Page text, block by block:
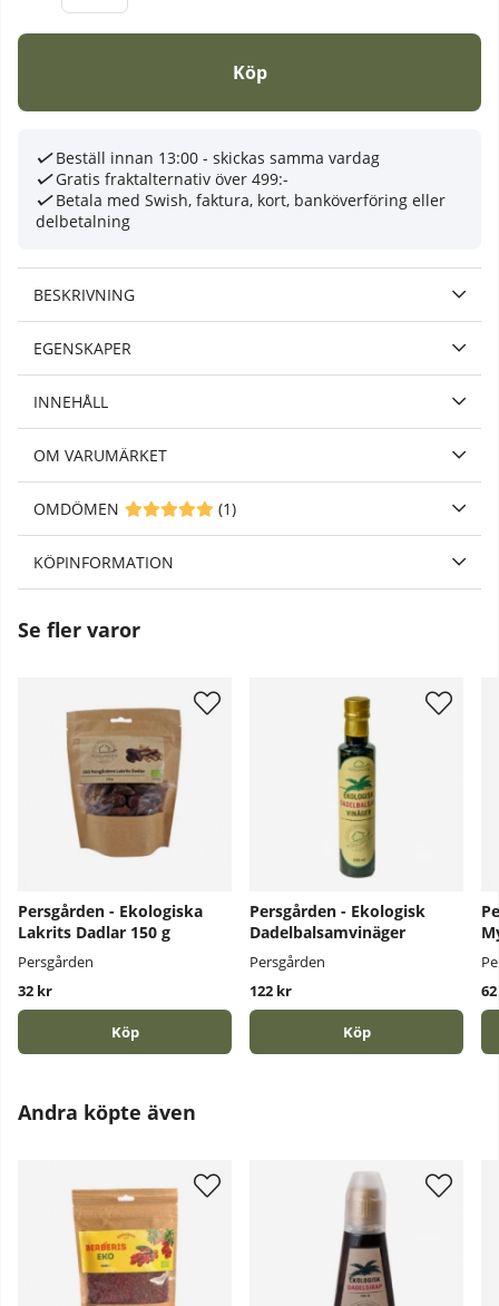
Köp
Beställ innan 13:00 - skickas samma vardag
Gratis fraktalternativ över 499:-
Betala med Swish, faktura, kort, banköverföring eller
delbetalning
BESKRIVNING
EGENSKAPER
INNEHÅLL
OM VARUMÄRKET
OMDÖMEN MEDELBETYG 5 AV 5 ANTAL BETYG 1
(1)
KÖPINFORMATION
Se fler varor
Persgården - Ekologiska
Lakrits Dadlar 150 g
Persgården
32 kr
Köp
Persgården - Ekologisk
Dadelbalsamvinäger
Persgården
122 kr
Köp
Andra köpte även